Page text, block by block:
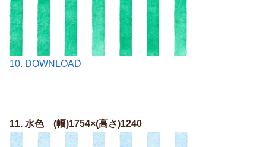
10. DOWNLOAD
11. 水色 (幅)1754×(高さ)1240